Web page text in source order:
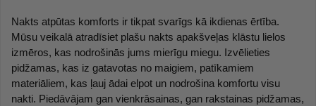
Nakts atpūtas komforts ir tikpat svarīgs kā ikdienas ērtība.
Mūsu veikalā atradīsiet plašu nakts apakšveļas klāstu lielos
izmēros, kas nodrošinās jums mierīgu miegu. Izvēlieties
pidžamas, kas iz gatavotas no maigiem, patīkamiem
materiāliem, kas ļauj ādai elpot un nodrošina komfortu visu
nakti. Piedāvājam gan vienkrāsainas, gan rakstainas pidžamas,